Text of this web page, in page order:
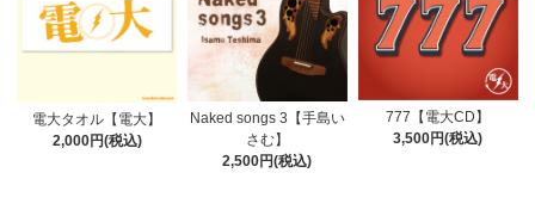
電大タオル【電大】
2,000円(税込)
Naked songs 3【手島い
さむ】
2,500円(税込)
777【電大CD】
3,500円(税込)